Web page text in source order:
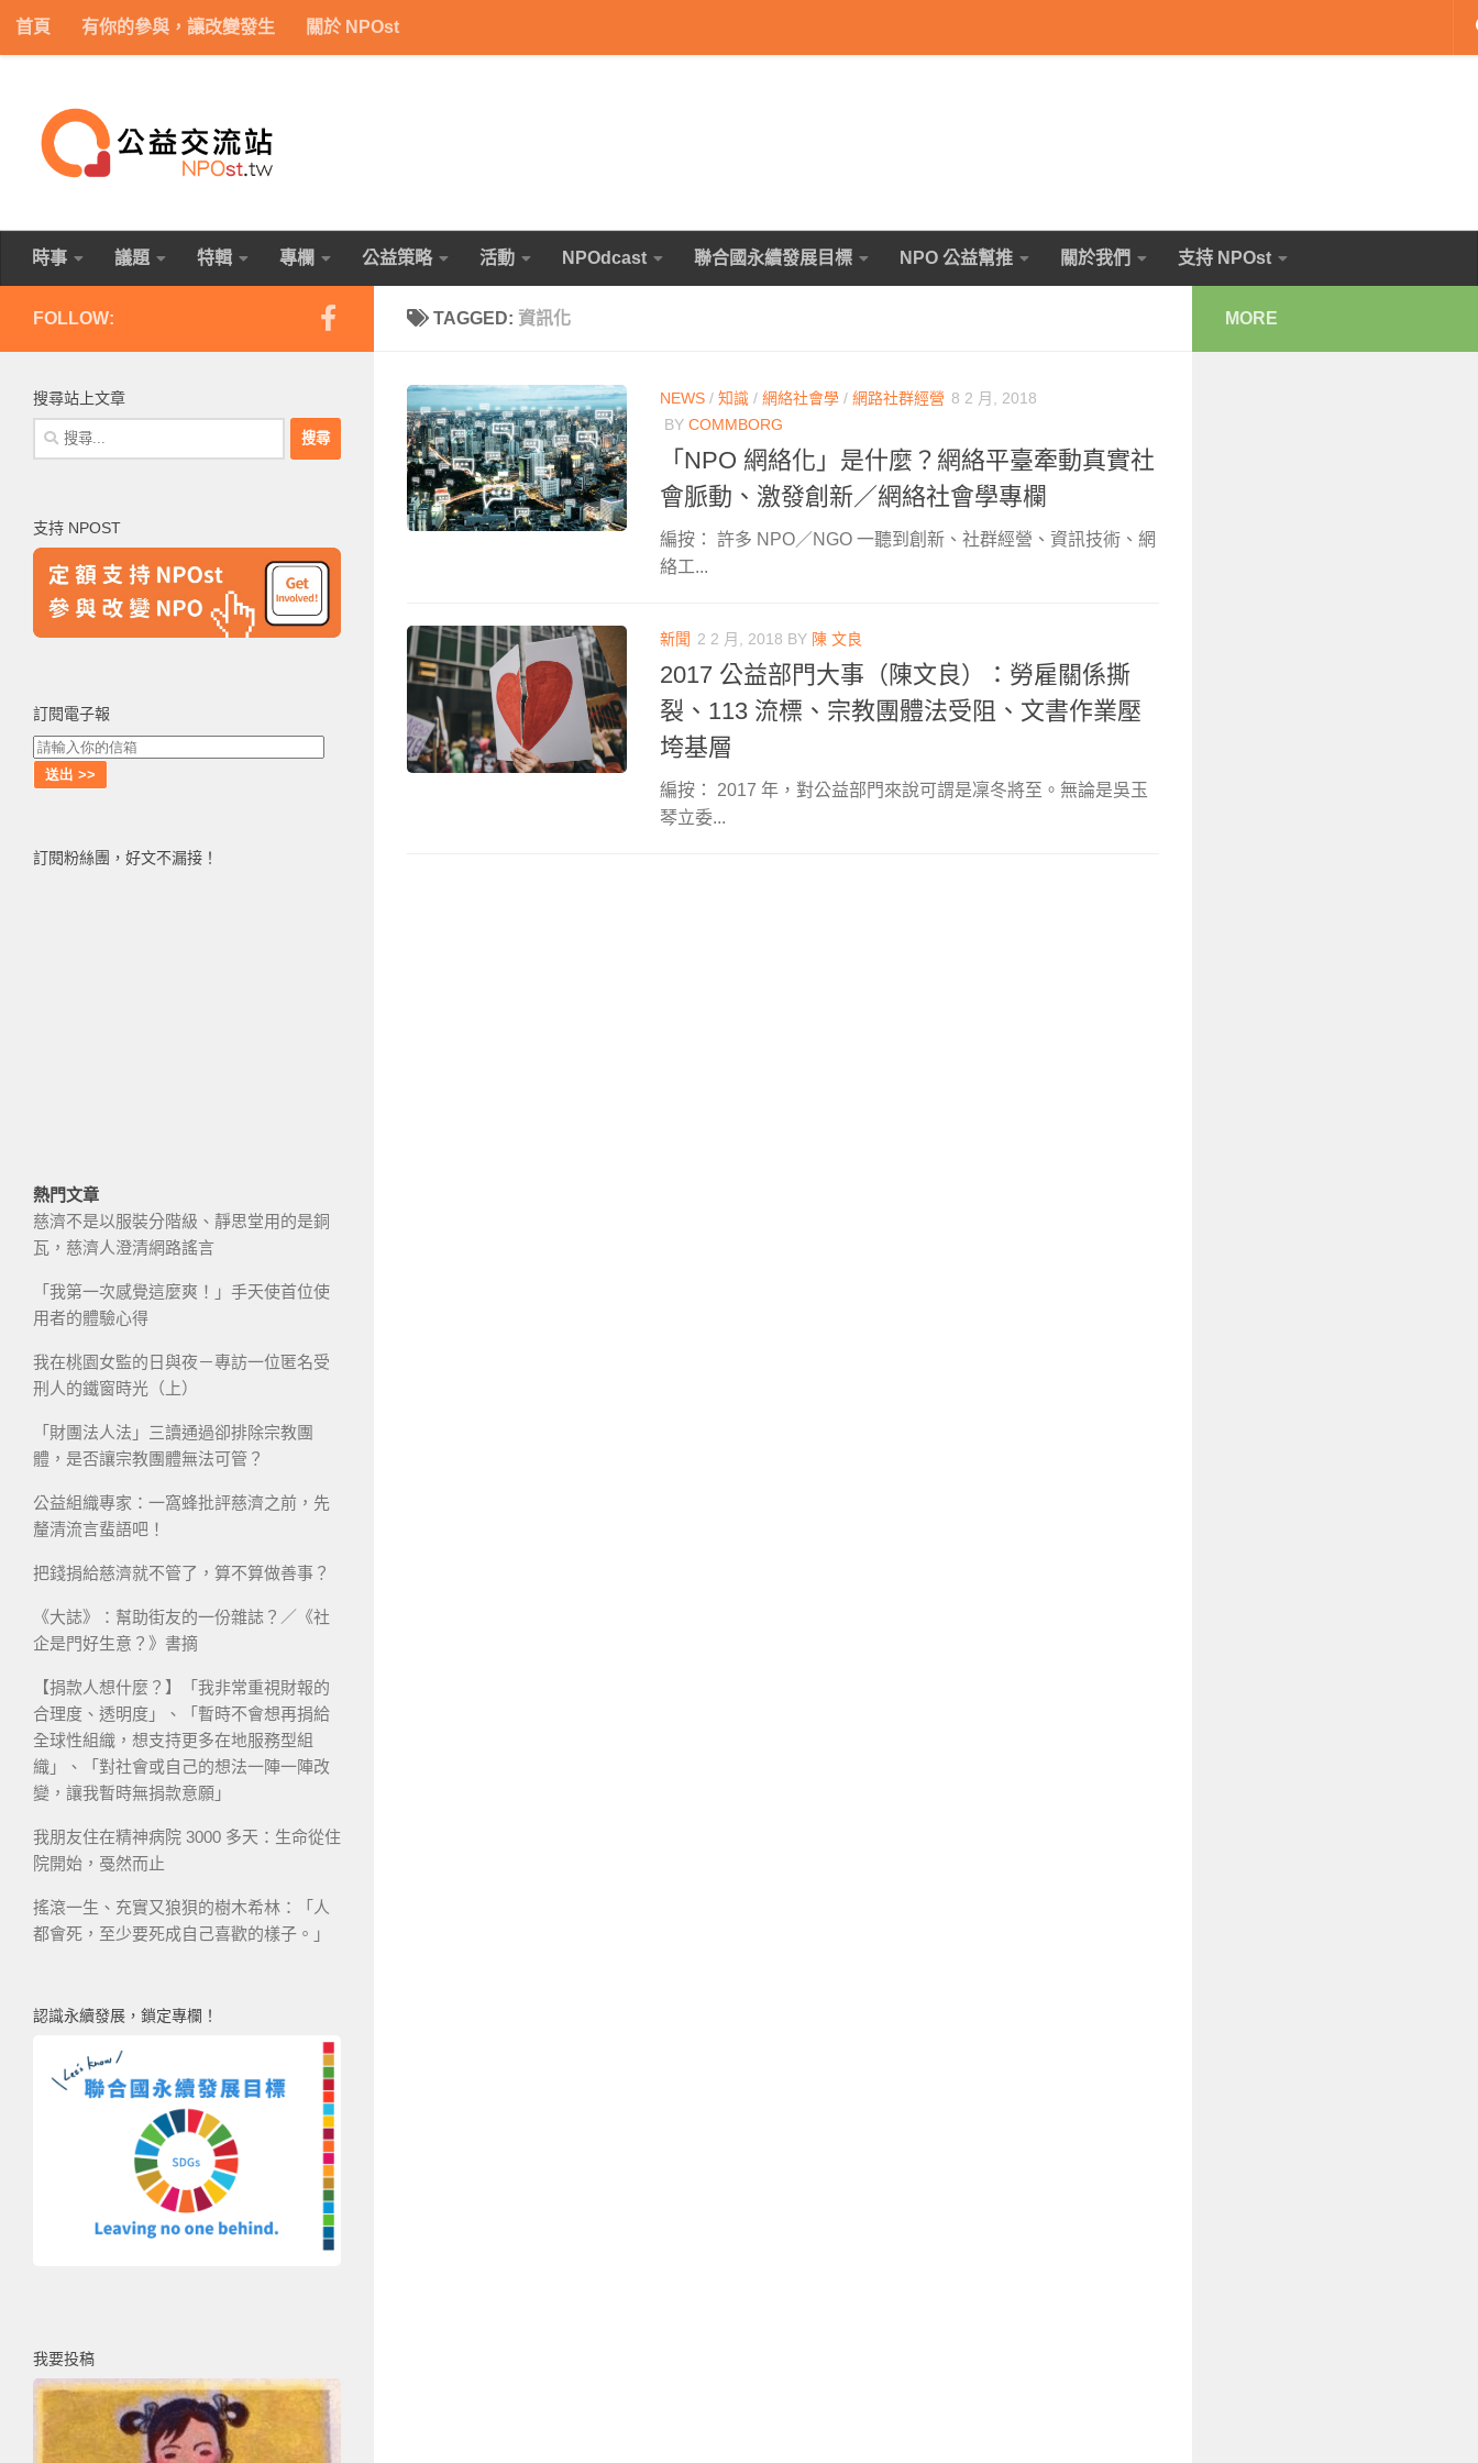
Skip to content
首頁 有你的參與，讓改變發生 關於 NPOst
時事 議題 特輯 專欄 公益策略 活動 NPOdcast 聯合國永續發展目標 NPO 公益幫推 關於我們 支持 NPOst
TAGGED: 資訊化
NEWS / 知識 / 網絡社會學 / 網路社群經營 8 2 月, 2018
BY COMMBORG
「NPO 網絡化」是什麼？網絡平臺牽動真實社
會脈動、激發創新／網絡社會學專欄
編按： 許多 NPO／NGO 一聽到創新、社群經營、資訊技術、網
絡工...
新聞 2 2 月, 2018 BY 陳 文良
2017 公益部門大事（陳文良）：勞雇關係撕
裂、113 流標、宗教團體法受阻、文書作業壓
垮基層
編按： 2017 年，對公益部門來說可謂是凜冬將至。無論是吳玉
琴立委...
FOLLOW:
搜尋站上文章
搜
尋
字:
支持 NPOST
訂閱電子報
訂閱粉絲團，好文不漏接！
熱門文章
慈濟不是以服裝分階級、靜思堂用的是銅
瓦，慈濟人澄清網路謠言
「我第一次感覺這麼爽！」手天使首位使
用者的體驗心得
我在桃園女監的日與夜－專訪一位匿名受
刑人的鐵窗時光（上）
「財團法人法」三讀通過卻排除宗教團
體，是否讓宗教團體無法可管？
公益組織專家：一窩蜂批評慈濟之前，先
釐清流言蜚語吧！
把錢捐給慈濟就不管了，算不算做善事？
《大誌》：幫助街友的一份雜誌？／《社
企是門好生意？》書摘
【捐款人想什麼？】「我非常重視財報的
合理度、透明度」、「暫時不會想再捐給
全球性組織，想支持更多在地服務型組
織」、「對社會或自己的想法一陣一陣改
變，讓我暫時無捐款意願」
我朋友住在精神病院 3000 多天：生命從住
院開始，戞然而止
搖滾一生、充實又狼狽的樹木希林：「人
都會死，至少要死成自己喜歡的樣子。」
認識永續發展，鎖定專欄！
我要投稿
MORE